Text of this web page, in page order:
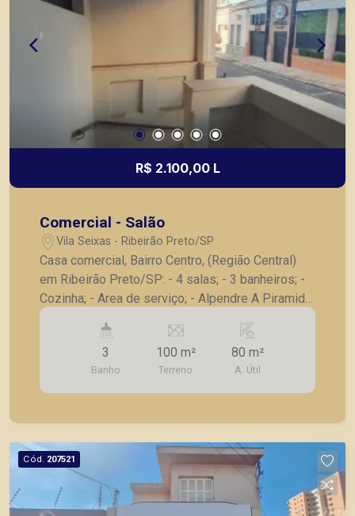
R$ 2.100,00 L
Comercial - Salão
Vila Seixas - Ribeirão Preto/SP
Casa comercial, Bairro Centro, (Região Central)
em Ribeirão Preto/SP: - 4 salas; - 3 banheiros; -
Cozinha; - Area de serviço; - Alpendre A Piramid
tem como objetivo atender seus clientes com
agilidade e segurança, em locação, vendas de
imóveis prontos, usados ou mesmo nos
principais lançamentos da cidade de Ribeirão
Preto.
3
Banho
100 m²
Terreno
80 m²
A. Útil
Cód. 207521